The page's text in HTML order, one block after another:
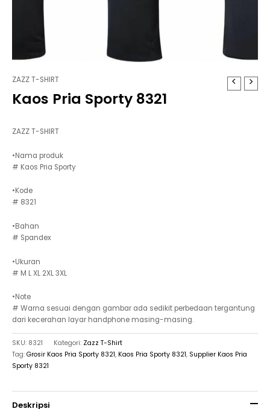
ZAZZ T-SHIRT
Kaos Pria Sporty 8321
ZAZZ T-SHIRT
•Nama produk
# Kaos Pria Sporty
•Kode
# 8321
•Bahan
# Spandex
•Ukuran
# M L XL 2XL 3XL
•Note
# Warna sesuai dengan gambar ada sedikit perbedaan tergantung
dari kecerahan layar handphone masing-masing.
SKU: 8321 Kategori: Zazz T-Shirt
Tag: Grosir Kaos Pria Sporty 8321, Kaos Pria Sporty 8321, Supplier Kaos Pria
Sporty 8321
Deskripsi